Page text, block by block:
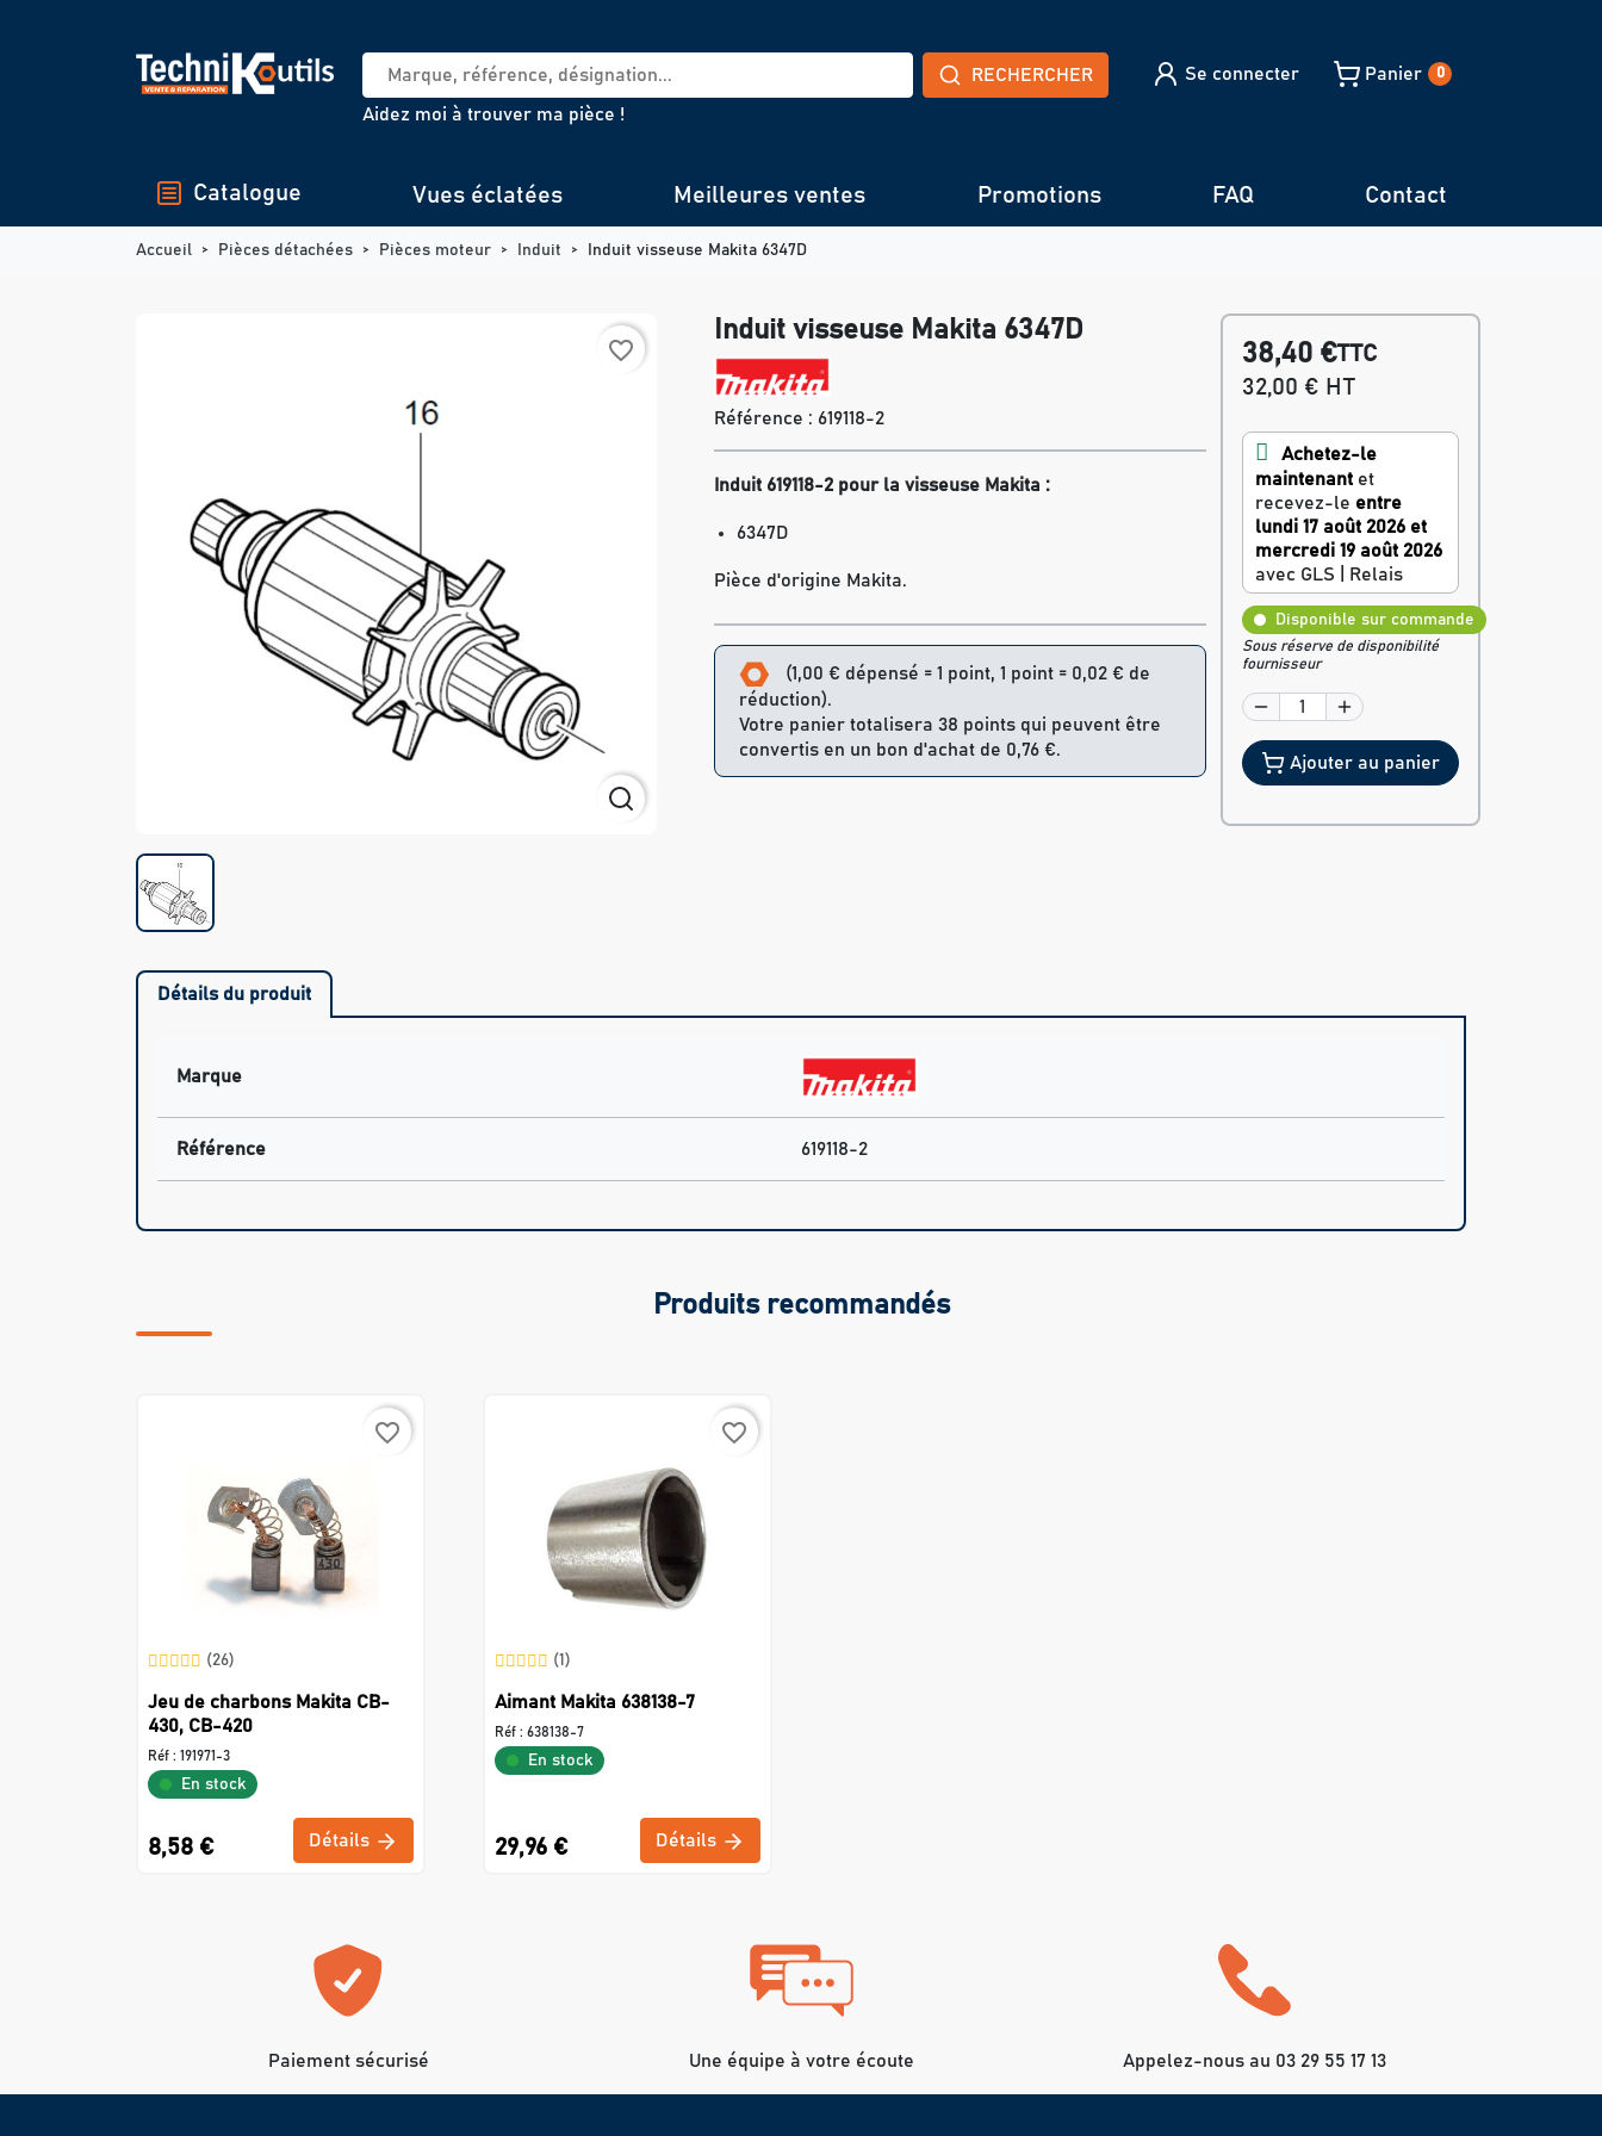
RECHERCHER
Aidez moi à trouver ma pièce !
Se connecter Panier 0
Catalogue Vues éclatées Meilleures ventes Promotions FAQ Contact
Accueil Pièces détachées Pièces moteur Induit Induit visseuse Makita 6347D
favorite_border
Induit visseuse Makita 6347D
Référence : 619118-2
Induit 619118-2 pour la visseuse Makita :
6347D
Pièce d'origine Makita.
(1,00 € dépensé = 1 point, 1 point = 0,02 € de
réduction).
Votre panier totalisera 38 points qui peuvent être
convertis en un bon d'achat de 0,76 €.
38,40 €TTC
32,00 € HT
Achetez-le
maintenantet
recevez-le entre
lundi 17 août 2026 et
mercredi 19 août 2026
avec GLS | Relais
Disponible sur commande
Sous réserve de disponibilité
fournisseur
Ajouter au panier
Détails du produit
Marque
Référence 619118-2
Produits recommandés
favorite_border
(26)
Jeu de charbons Makita CB-
430, CB-420
Réf : 191971-3
En stock
8,58 € Détails
favorite_border
(1)
Aimant Makita 638138-7
Réf : 638138-7
En stock
29,96 € Détails
Paiement sécurisé Une équipe à votre écoute Appelez-nous au 03 29 55 17 13